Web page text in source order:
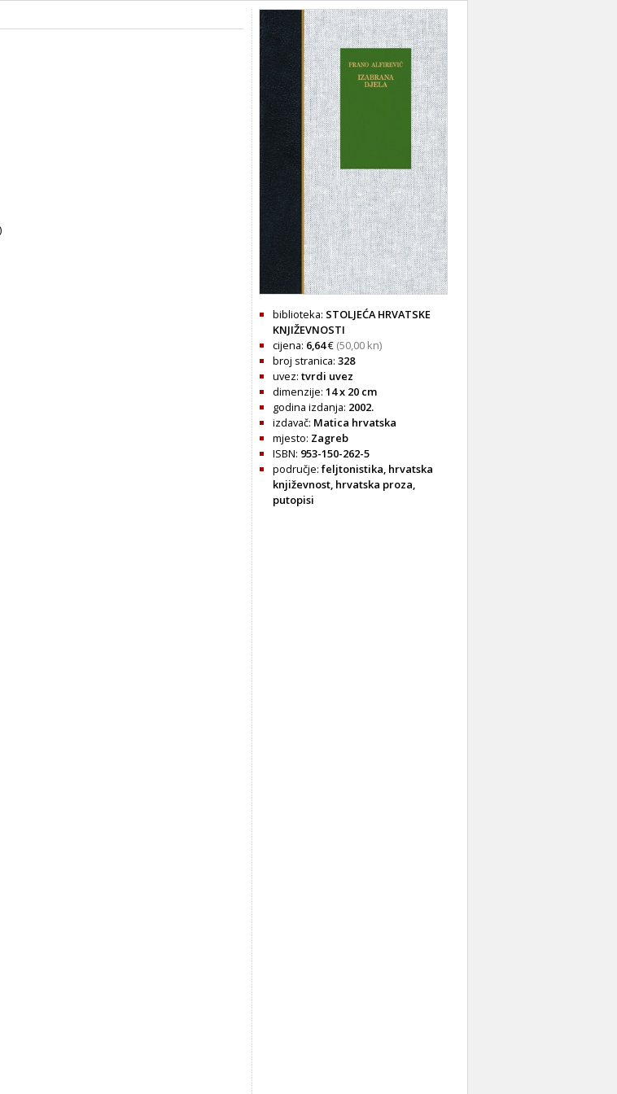
biblioteka: STOLJEĆA HRVATSKE
KNJIŽEVNOSTI
cijena: 6,64€ (50,00 kn)
broj stranica: 328
uvez: tvrdi uvez
dimenzije: 14 x 20 cm
godina izdanja: 2002.
izdavač: Matica hrvatska
mjesto: Zagreb
ISBN: 953-150-262-5
područje: feljtonistika, hrvatska
književnost, hrvatska proza,
putopisi